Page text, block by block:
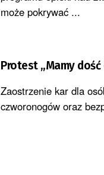
może pokrywać ...
Protest „Mamy dość
Zaostrzenie kar dla
czworonogów oraz